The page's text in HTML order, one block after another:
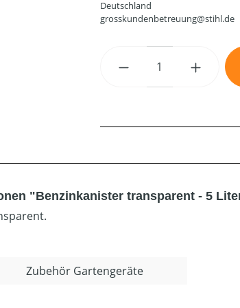
Deutschland
grosskundenbetreuung@stihl.de
Produkt Anzahl:
"Benzinkanister transparent - 5
Zubehör Gartengeräte